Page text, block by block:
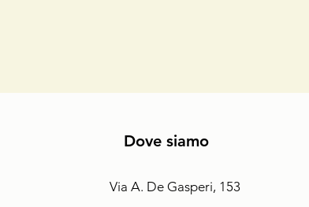
Dove siamo
Via A. De Gasperi, 153